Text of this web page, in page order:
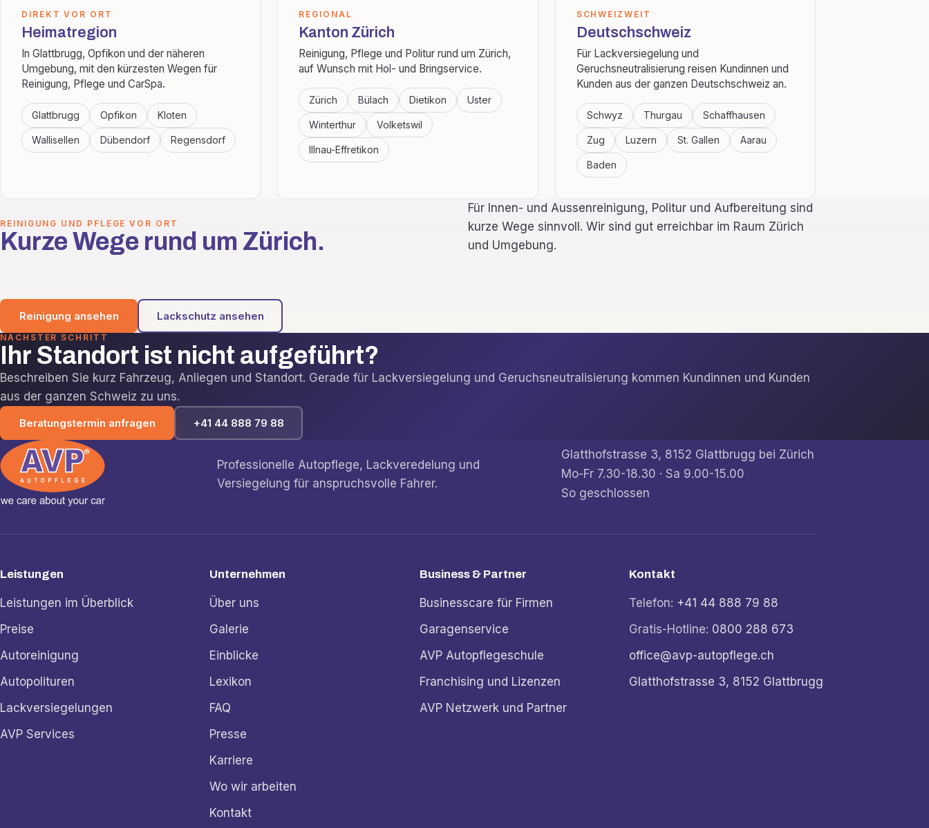
DIREKT VOR ORT
Heimatregion
In Glattbrugg, Opfikon und der näheren
Umgebung, mit den kürzesten Wegen für
Reinigung, Pflege und CarSpa.
Glattbrugg Opfikon Kloten
Wallisellen Dübendorf Regensdorf
REGIONAL
Kanton Zürich
Reinigung, Pflege und Politur rund um Zürich,
auf Wunsch mit Hol- und Bringservice.
Zürich Bülach Dietikon Uster
Winterthur Volketswil
Illnau-Effretikon
SCHWEIZWEIT
Deutschschweiz
Für Lackversiegelung und
Geruchsneutralisierung reisen Kundinnen und
Kunden aus der ganzen Deutschschweiz an.
Schwyz Thurgau Schaffhausen
Zug Luzern St. Gallen Aarau
Baden
REINIGUNG UND PFLEGE VOR ORT
Kurze Wege rund um Zürich.
Für Innen- und Aussenreinigung, Politur und Aufbereitung sind
kurze Wege sinnvoll. Wir sind gut erreichbar im Raum Zürich
und Umgebung.
Reinigung ansehen Lackschutz ansehen
NÄCHSTER SCHRITT
Ihr Standort ist nicht aufgeführt?
Beschreiben Sie kurz Fahrzeug, Anliegen und Standort. Gerade für Lackversiegelung und Geruchsneutralisierung kommen Kundinnen und Kunden
aus der ganzen Schweiz zu uns.
Beratungstermin anfragen +41 44 888 79 88
Professionelle Autopflege, Lackveredelung und
Versiegelung für anspruchsvolle Fahrer.
Glatthofstrasse 3, 8152 Glattbrugg bei Zürich
Mo-Fr 7.30-18.30 · Sa 9.00-15.00
So geschlossen
Leistungen
Leistungen im Überblick
Preise
Autoreinigung
Autopolituren
Lackversiegelungen
AVP Services
Unternehmen
Über uns
Galerie
Einblicke
Lexikon
FAQ
Presse
Karriere
Wo wir arbeiten
Kontakt
Business & Partner
Businesscare für Firmen
Garagenservice
AVP Autopflegeschule
Franchising und Lizenzen
AVP Netzwerk und Partner
Kontakt
Telefon: +41 44 888 79 88
Gratis-Hotline: 0800 288 673
office@avp-autopflege.ch
Glatthofstrasse 3, 8152 Glattbrugg